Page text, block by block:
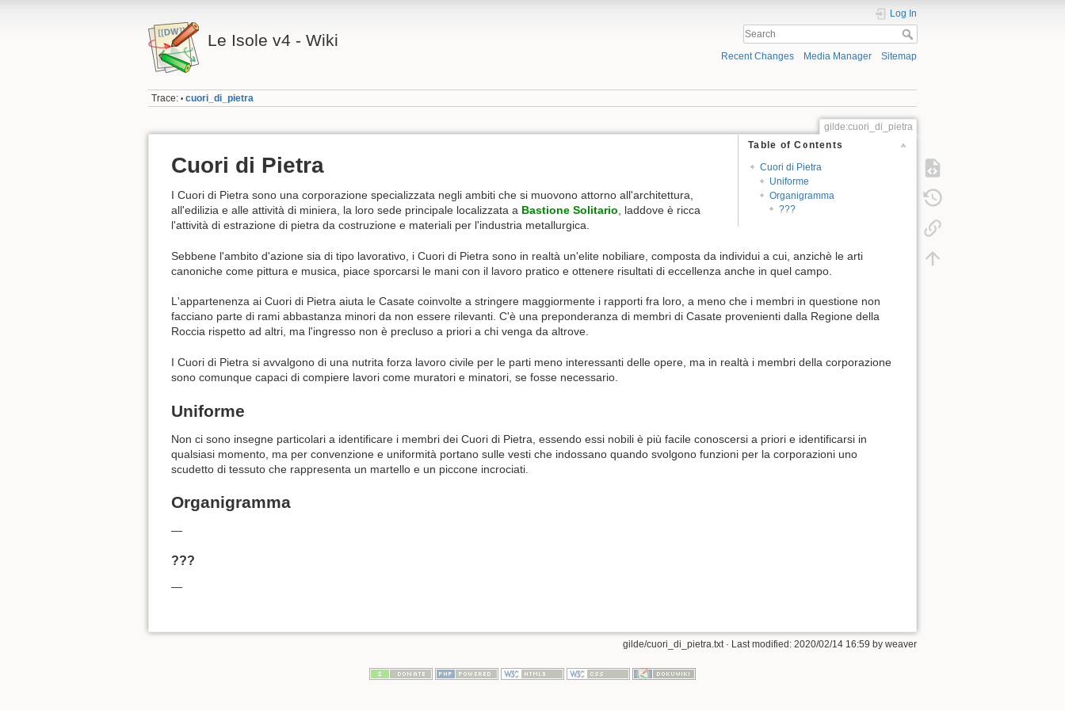
Le Isole v4 - Wiki
Log In
Recent Changes Media Manager Sitemap
Trace: • cuori_di_pietra
gilde:cuori_di_pietra
Table of Contents
Cuori di Pietra
Uniforme
Organigramma
???
Cuori di Pietra
I Cuori di Pietra sono una corporazione specializzata negli ambiti che si muovono attorno all'architettura,
all'edilizia e alle attività di miniera, la loro sede principale localizzata a Bastione Solitario, laddove è ricca
l'attività di estrazione di pietra da costruzione e materiali per l'industria metallurgica.
Sebbene l'ambito d'azione sia di tipo lavorativo, i Cuori di Pietra sono in realtà un'elite nobiliare, composta da individui a cui, anzichè le arti
canoniche come pittura e musica, piace sporcarsi le mani con il lavoro pratico e ottenere risultati di eccellenza anche in quel campo.
L'appartenenza ai Cuori di Pietra aiuta le Casate coinvolte a stringere maggiormente i rapporti fra loro, a meno che i membri in questione non
facciano parte di rami abbastanza minori da non essere rilevanti. C'è una preponderanza di membri di Casate provenienti dalla Regione della
Roccia rispetto ad altri, ma l'ingresso non è precluso a priori a chi venga da altrove.
I Cuori di Pietra si avvalgono di una nutrita forza lavoro civile per le parti meno interessanti delle opere, ma in realtà i membri della corporazione
sono comunque capaci di compiere lavori come muratori e minatori, se fosse necessario.
Uniforme
Non ci sono insegne particolari a identificare i membri dei Cuori di Pietra, essendo essi nobili è più facile conoscersi a priori e identificarsi in
qualsiasi momento, ma per convenzione e uniformità portano sulle vesti che indossano quando svolgono funzioni per la corporazioni uno
scudetto di tessuto che rappresenta un martello e un piccone incrociati.
Organigramma
—
???
—
gilde/cuori_di_pietra.txt· Last modified: 2020/02/14 16:59 by weaver